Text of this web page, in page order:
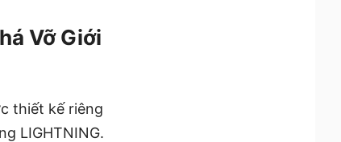
Vỡ Giới
thiết kế riêng
LIGHTNING.